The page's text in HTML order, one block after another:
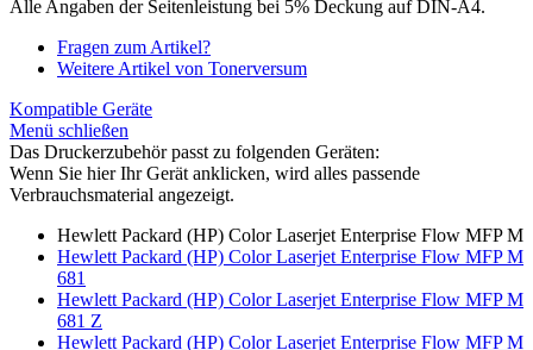
Alle Angaben der Seitenleistung bei 5% Deckung auf DIN-A4.
Fragen zum Artikel?
Weitere Artikel von Tonerversum
Kompatible Geräte
Menü schließen
Das Druckerzubehör passt zu folgenden Geräten:
Wenn Sie hier Ihr Gerät anklicken, wird alles passende
Verbrauchsmaterial angezeigt.
Hewlett Packard (HP) Color Laserjet Enterprise Flow MFP M
Hewlett Packard (HP) Color Laserjet Enterprise Flow MFP M
681
Hewlett Packard (HP) Color Laserjet Enterprise Flow MFP M
681 Z
Hewlett Packard (HP) Color Laserjet Enterprise Flow MFP M